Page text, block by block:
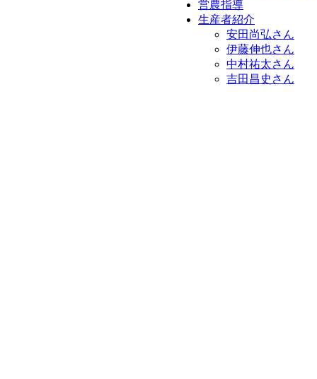
営農指導
生産者紹介
安田尚弘さん
伊藤伸也さん
中村祐太さん
吉田昌史さん